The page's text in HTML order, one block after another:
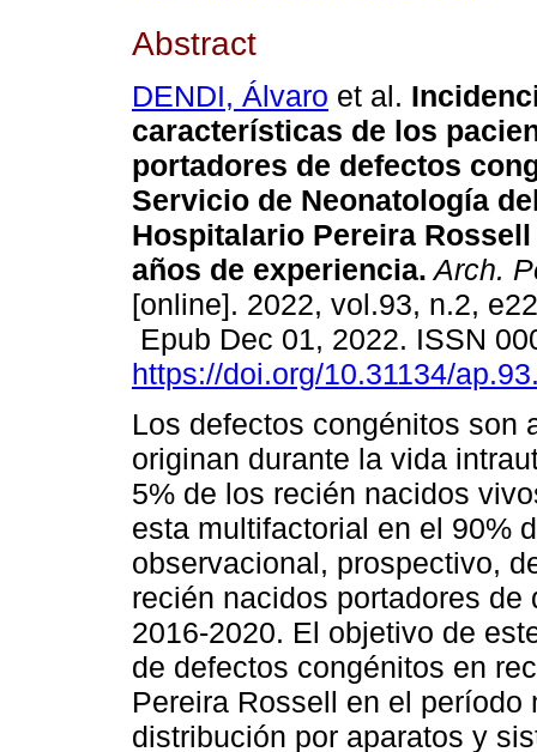
Abstract
DENDI, Álvaro et al.
características de los
portadores de defectos
Servicio de Neonatología
Hospitalario Pereira Rossell
años de experiencia. Arch.
[online]. 2022, vol.93, n.2,
Epub Dec 01, 2022. ISSN
https://doi.org/10.31134/
Los defectos congénitos son
originan durante la vida
5% de los recién nacidos
esta multifactorial en el 90%
observacional, prospectivo,
recién nacidos portadores
2016-2020. El objetivo de
de defectos congénitos en
Pereira Rossell en el
distribución por aparatos y